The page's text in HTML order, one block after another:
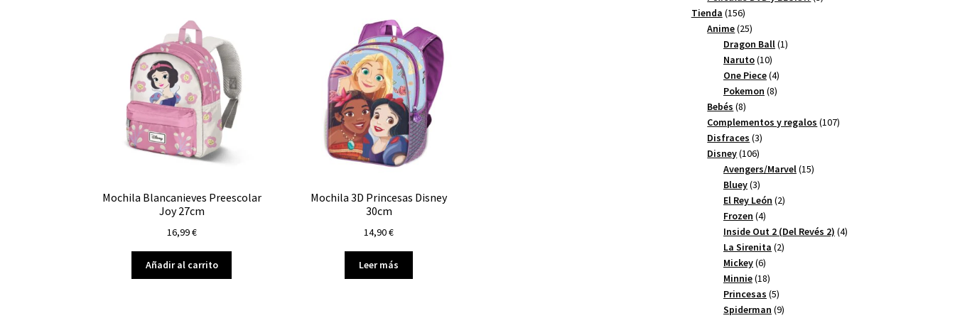
últimos
Mochila Blancanieves Preescolar
Joy 27cm
16,99€
Añadir al carrito
Mochila 3D Princesas Disney
30cm
14,90€
Leer más
Tienda 156156
productos
Anime 2525
productos
Dragon Ball 11
Naruto 1010
productos
One Piece 44
productos
Pokemon 88
Bebés 88
productos
Complementos y regalos 107107
Disfraces 33
Disney 106106
productos
Avengers/Marvel 1515
Bluey 33
productos
El Rey León 22
Frozen 44
productos
Inside Out 2 (Del Revés 2) 44
La Sirenita 22
Mickey 66
productos
Minnie 1818
productos
Princesas 55
productos
Spiderman 99